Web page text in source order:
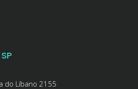
do Líbano 2155